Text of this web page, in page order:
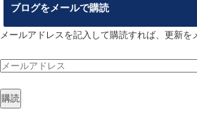
ブログをメールで購読
メールアドレスを記入して購読すれば、更新を
メ
ル
購読